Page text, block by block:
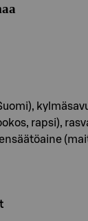
rapsi),